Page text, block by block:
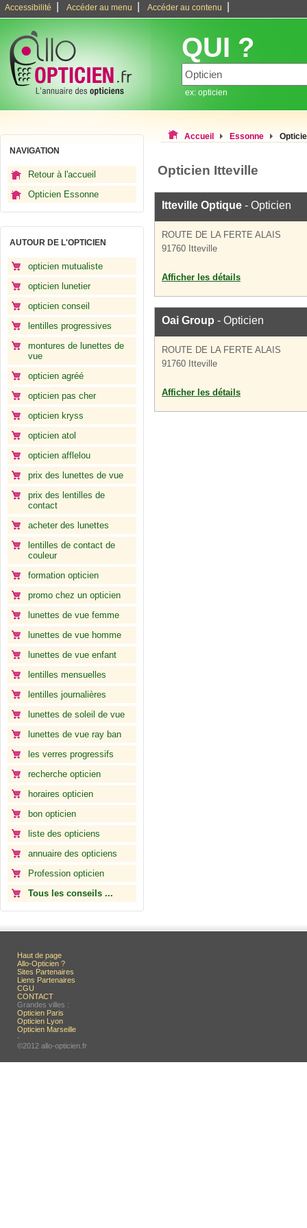
Accessibilité Accéder au menu Accéder au contenu
QUI ?
ex: opticien
NAVIGATION
Retour à l'accueil
Opticien Essonne
AUTOUR DE L'OPTICIEN
opticien mutualiste
opticien lunetier
opticien conseil
lentilles progressives
montures de lunettes de
vue
opticien agréé
opticien pas cher
opticien kryss
opticien atol
opticien afflelou
prix des lunettes de vue
prix des lentilles de
contact
acheter des lunettes
lentilles de contact de
couleur
formation opticien
promo chez un opticien
lunettes de vue femme
lunettes de vue homme
lunettes de vue enfant
lentilles mensuelles
lentilles journalières
lunettes de soleil de vue
lunettes de vue ray ban
les verres progressifs
recherche opticien
horaires opticien
bon opticien
liste des opticiens
annuaire des opticiens
Profession opticien
Tous les conseils ...
Accueil Essonne
Opticien Itteville
Itteville Optique - Opticien
ROUTE DE LA FERTE ALAIS
91760 Itteville
Afficher les détails
Oai Group - Opticien
ROUTE DE LA FERTE ALAIS
91760 Itteville
Afficher les détails
Haut de page
Allo-Opticien ?
Sites Partenaires
Liens Partenaires
CGU
CONTACT
Grandes villes :
Opticien Paris
Opticien Lyon
Opticien Marseille
-
©2012 allo-opticien.fr